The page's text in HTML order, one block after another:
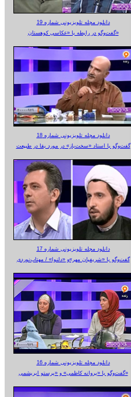
دانلود مجله تلویزیونی شماره 19
گفت‌وگو در رابطه با «عکاسی کوهستان»
دانلود مجله تلویزیونی شماره 18
گفت‌وگو با استاد «سخت‌باز» در مورد بقا در طبیعت
دانلود مجله تلویزیونی شماره 17
گفت‌وگو با «شریفیان مهر»‌و «دلنوا» / مهتاب‌نوردی
دانلود مجله تلویزیونی شماره 16
گفت‌وگو با «پروانه کاظمی» و «پرستو‌ ابریشمی»